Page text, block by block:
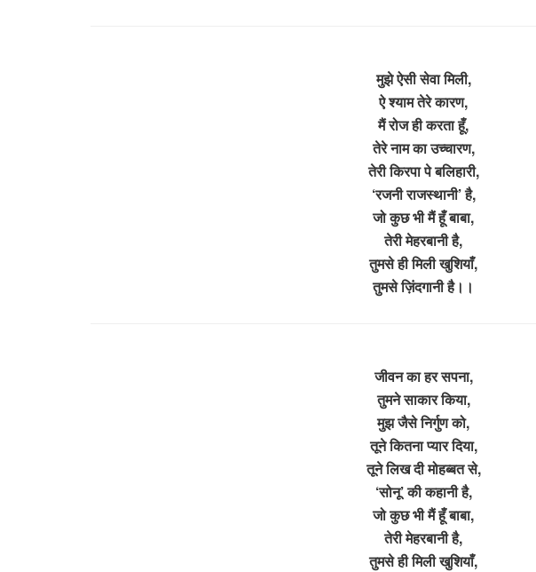
मुझे ऐसी सेवा मिली,
ऐ श्याम तेरे कारण,
मैं रोज ही करता हूँ,
तेरे नाम का उच्चारण,
तेरी किरपा पे बलिहारी,
‘रजनी राजस्थानी’ है,
जो कुछ भी मैं हूँ बाबा,
तेरी मेहरबानी है,
तुमसे ही मिली खुशियाँ,
तुमसे ज़िंदगानी है।।
जीवन का हर सपना,
तुमने साकार किया,
मुझ जैसे निर्गुण को,
तूने कितना प्यार दिया,
तूने लिख दी मोहब्बत से,
‘सोनू’ की कहानी है,
जो कुछ भी मैं हूँ बाबा,
तेरी मेहरबानी है,
तुमसे ही मिली खुशियाँ,